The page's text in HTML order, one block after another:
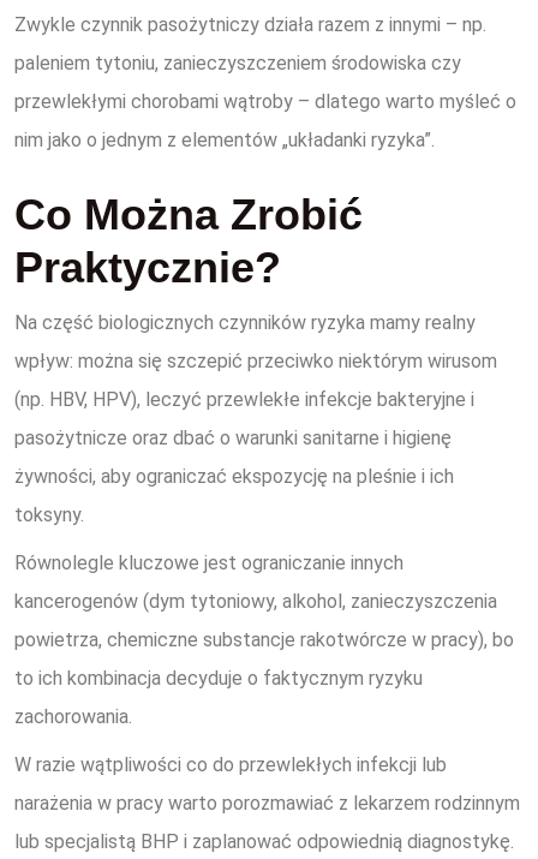
Zwykle czynnik pasożytniczy działa razem z innymi – np.
paleniem tytoniu, zanieczyszczeniem środowiska czy
przewlekłymi chorobami wątroby – dlatego warto myśleć o
nim jako o jednym z elementów „układanki ryzyka”.
Co Można Zrobić
Praktycznie?
Na część biologicznych czynników ryzyka mamy realny
wpływ: można się szczepić przeciwko niektórym wirusom
(np. HBV, HPV), leczyć przewlekłe infekcje bakteryjne i
pasożytnicze oraz dbać o warunki sanitarne i higienę
żywności, aby ograniczać ekspozycję na pleśnie i ich
toksyny.
Równolegle kluczowe jest ograniczanie innych
kancerogenów (dym tytoniowy, alkohol, zanieczyszczenia
powietrza, chemiczne substancje rakotwórcze w pracy), bo
to ich kombinacja decyduje o faktycznym ryzyku
zachorowania.
W razie wątpliwości co do przewlekłych infekcji lub
narażenia w pracy warto porozmawiać z lekarzem rodzinnym
lub specjalistą BHP i zaplanować odpowiednią diagnostykę.